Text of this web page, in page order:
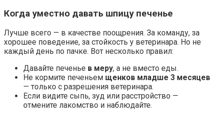
Когда уместно давать шпицу печенье
Лучше всего — в качестве поощрения. За команду, за
хорошее поведение, за стойкость у ветеринара. Но не
каждый день по пачке. Вот несколько правил:
Давайте печенье в меру, а не вместо еды.
Не кормите печеньем щенков младше 3 месяцев
— только с разрешения ветеринара.
Если видите сыпь, зуд или расстройство —
отмените лакомство и наблюдайте.